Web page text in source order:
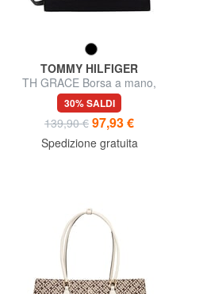
TOMMY HILFIGER
TH GRACE Borsa a mano,
con tracolla
30% SALDI
139,90 € 97,93 €
Spedizione gratuita